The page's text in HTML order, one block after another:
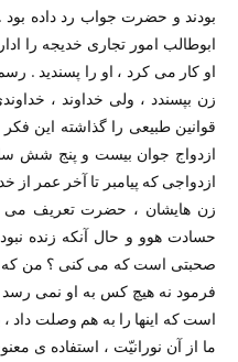
بودند و حضرت جواب رد داده
ابوطالب امور تجاری خدیجه را
او کار می کرد ،‌ او را پسندید .
زن بپسندد ،‌ ولی خداوند ،‌
قوانین طبیعی را گذاشته این
ازدواج جوان بیست و پنج شش
ازدواجی که پیامبر تا آخر عمر
زن هایشان ،‌ حضرت تعریف می
حسادت هوو و حال آنکه زنده
صحبتی است که می کنی ؟ من که
فرمود نه هیچ کس به او نمی رسد
است که اینها را به هم وصلت داد ،‌
ما از آن نورانیّت ،‌ استفاده ی